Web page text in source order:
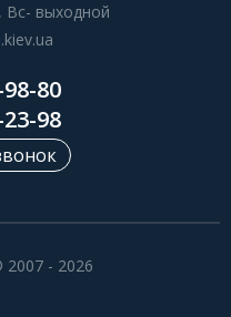
Вс- выходной
80
98
2007 - 2026